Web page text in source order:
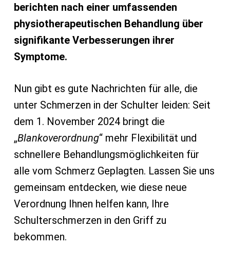
berichten nach einer umfassenden
physiotherapeutischen Behandlung über
signifikante Verbesserungen ihrer
Symptome.
Nun gibt es gute Nachrichten für alle, die
unter Schmerzen in der Schulter leiden: Seit
dem 1. November 2024 bringt die
„Blankoverordnung“ mehr Flexibilität und
schnellere Behandlungsmöglichkeiten für
alle vom Schmerz Geplagten. Lassen Sie uns
gemeinsam entdecken, wie diese neue
Verordnung Ihnen helfen kann, Ihre
Schulterschmerzen in den Griff zu
bekommen.